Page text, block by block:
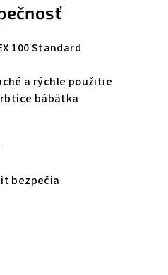
100 Standard
a rýchle použitie
bábätka
bezpečia